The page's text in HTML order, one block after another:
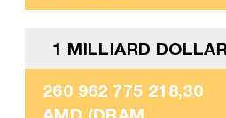
1 MILLIARD
260 962 775 218,30